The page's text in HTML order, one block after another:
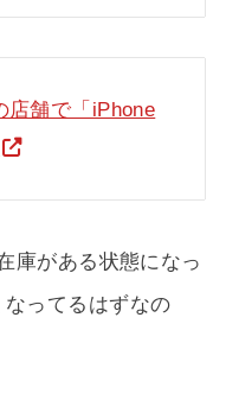
店舗で「iPhone
庫がある状態になっ
ってるはずなの